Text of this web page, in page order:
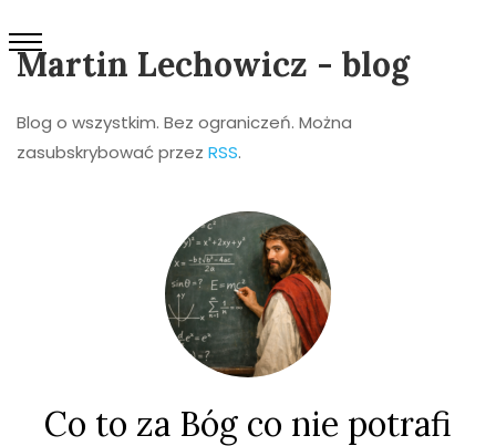
Martin Lechowicz - blog
Blog o wszystkim. Bez ograniczeń. Można
zasubskrybować przez RSS.
Co to za Bóg co nie potrafi